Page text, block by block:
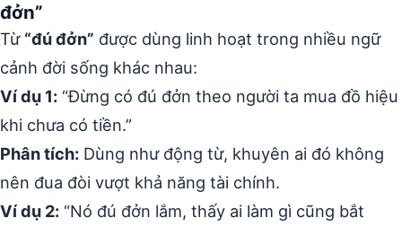
đởn”
Từ “đú đởn” được dùng linh hoạt trong nhiều ngữ
cảnh đời sống khác nhau:
Ví dụ 1: “Đừng có đú đởn theo người ta mua đồ hiệu
khi chưa có tiền.”
Phân tích: Dùng như động từ, khuyên ai đó không
nên đua đòi vượt khả năng tài chính.
Ví dụ 2: “Nó đú đởn lắm, thấy ai làm gì cũng bắt